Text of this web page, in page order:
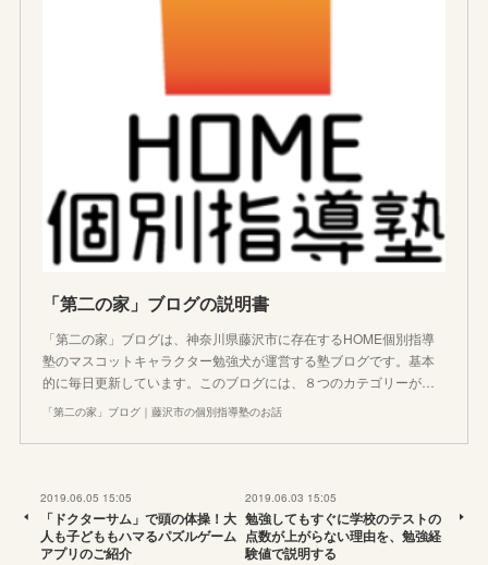
「第二の家」ブログの説明書
「第二の家」ブログは、神奈川県藤沢市に存在するHOME個別指導
塾のマスコットキャラクター勉強犬が運営する塾ブログです。基本
的に毎日更新しています。このブログには、８つのカテゴリーが…
「第二の家」ブログ｜藤沢市の個別指導塾のお話
2019.06.05 15:05
「ドクターサム」で頭の体操！大
人も子どももハマるパズルゲーム
アプリのご紹介
2019.06.03 15:05
勉強してもすぐに学校のテストの
点数が上がらない理由を、勉強経
験値で説明する